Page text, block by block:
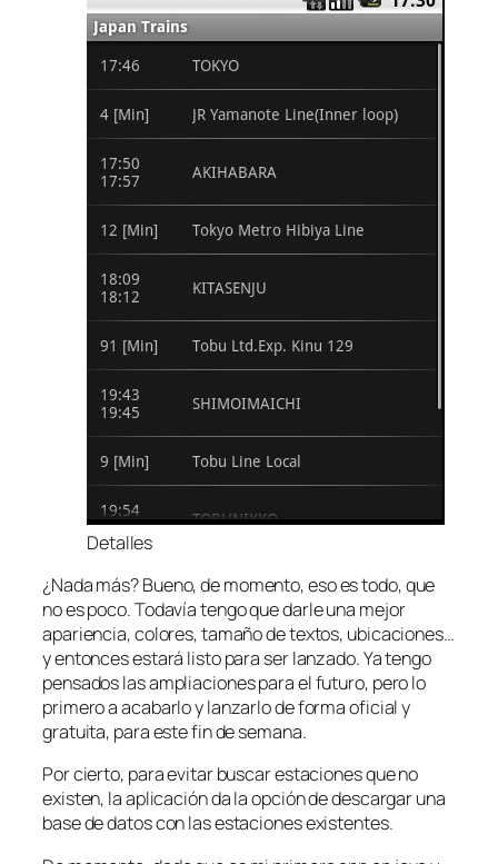
Detalles
¿Nada más? Bueno, de momento, eso es todo, que
no es poco. Todavía tengo que darle una mejor
apariencia, colores, tamaño de textos, ubicaciones…
y entonces estará listo para ser lanzado. Ya tengo
pensados las ampliaciones para el futuro, pero lo
primero a acabarlo y lanzarlo de forma oficial y
gratuita, para este fin de semana.
Por cierto, para evitar buscar estaciones que no
existen, la aplicación da la opción de descargar una
base de datos con las estaciones existentes.